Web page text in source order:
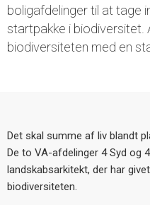
boligafdelinger til at tage
startpakke i biodiversitet.
biodiversiteten med en
Det skal summe af liv blandt
De to VA-afdelinger 4 Syd og
landskabsarkitekt, der har
biodiversiteten.